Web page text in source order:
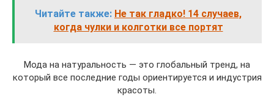
Читайте также: Не так гладко! 14 случаев,
когда чулки и колготки все портят
Мода на натуральность — это глобальный тренд, на
который все последние годы ориентируется и индустрия
красоты.